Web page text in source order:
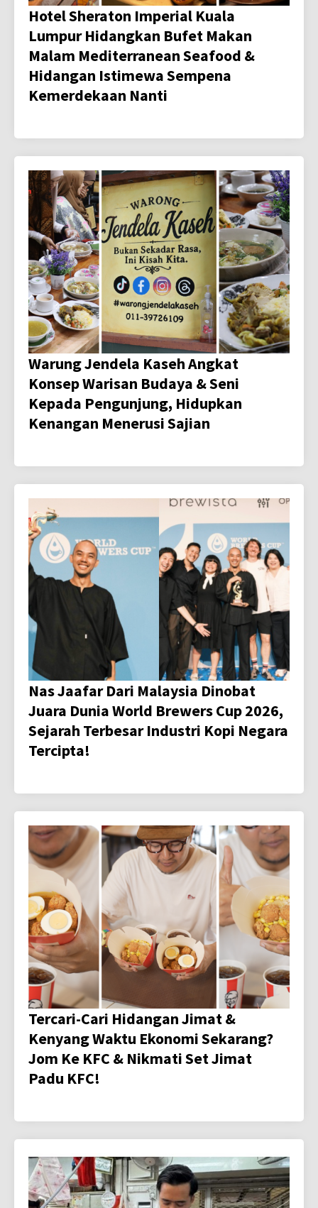
Hotel Sheraton Imperial Kuala
Lumpur Hidangkan Bufet Makan
Malam Mediterranean Seafood &
Hidangan Istimewa Sempena
Kemerdekaan Nanti
Warung Jendela Kaseh Angkat
Konsep Warisan Budaya & Seni
Kepada Pengunjung, Hidupkan
Kenangan Menerusi Sajian
Nas Jaafar Dari Malaysia Dinobat
Juara Dunia World Brewers Cup 2026,
Sejarah Terbesar Industri Kopi Negara
Tercipta!
Tercari-Cari Hidangan Jimat &
Kenyang Waktu Ekonomi Sekarang?
Jom Ke KFC & Nikmati Set Jimat
Padu KFC!